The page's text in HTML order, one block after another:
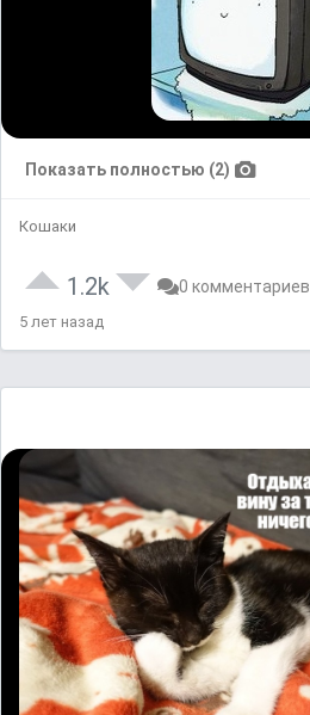
Показать полностью (2)
Кошаки
1.2k 0 комментариев
5 лет назад